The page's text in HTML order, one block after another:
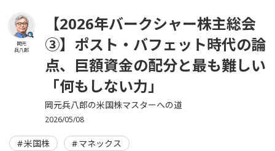
岡元
兵八郎
【2026年バークシャー株主総会
③】ポスト・バフェット時代の論
点、巨額資金の配分と最も難しい
「何もしない力」
岡元兵八郎の米国株マスターへの道
2026/05/08
米国株 マネックス